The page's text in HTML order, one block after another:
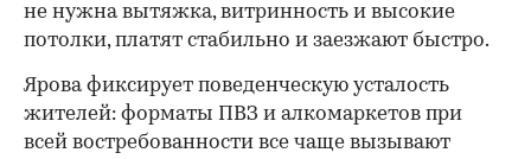
не нужна вытяжка, витринность и высокие
потолки, платят стабильно и заезжают быстро.
Ярова фиксирует поведенческую усталость
жителей: форматы ПВЗ и алкомаркетов при
всей востребованности все чаще вызывают